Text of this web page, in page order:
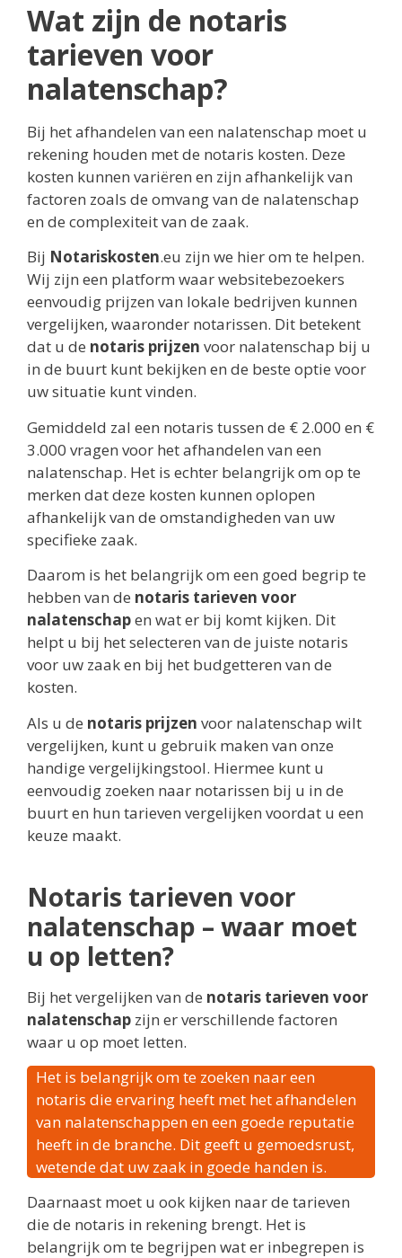
Wat zijn de notaris
tarieven voor
nalatenschap?
Bij het afhandelen van een nalatenschap moet u
rekening houden met de notaris kosten. Deze
kosten kunnen variëren en zijn afhankelijk van
factoren zoals de omvang van de nalatenschap
en de complexiteit van de zaak.
Bij Notariskosten.eu zijn we hier om te helpen.
Wij zijn een platform waar websitebezoekers
eenvoudig prijzen van lokale bedrijven kunnen
vergelijken, waaronder notarissen. Dit betekent
dat u de notaris prijzen voor nalatenschap bij u
in de buurt kunt bekijken en de beste optie voor
uw situatie kunt vinden.
Gemiddeld zal een notaris tussen de € 2.000 en €
3.000 vragen voor het afhandelen van een
nalatenschap. Het is echter belangrijk om op te
merken dat deze kosten kunnen oplopen
afhankelijk van de omstandigheden van uw
specifieke zaak.
Daarom is het belangrijk om een goed begrip te
hebben van de notaris tarieven voor
nalatenschapen wat er bij komt kijken. Dit
helpt u bij het selecteren van de juiste notaris
voor uw zaak en bij het budgetteren van de
kosten.
Als u de notaris prijzen voor nalatenschap wilt
vergelijken, kunt u gebruik maken van onze
handige vergelijkingstool. Hiermee kunt u
eenvoudig zoeken naar notarissen bij u in de
buurt en hun tarieven vergelijken voordat u een
keuze maakt.
Notaris tarieven voor
nalatenschap – waar moet
u op letten?
Bij het vergelijken van de notaris tarieven voor
nalatenschap zijn er verschillende factoren
waar u op moet letten.
Het is belangrijk om te zoeken naar een
notaris die ervaring heeft met het afhandelen
van nalatenschappen en een goede reputatie
heeft in de branche. Dit geeft u gemoedsrust,
wetende dat uw zaak in goede handen is.
Daarnaast moet u ook kijken naar de tarieven
die de notaris in rekening brengt. Het is
belangrijk om te begrijpen wat er inbegrepen is